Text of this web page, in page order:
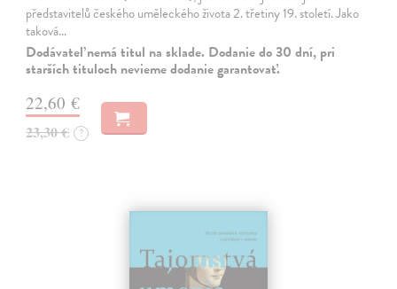
představitelů českého uměleckého života 2. třetiny 19. století. Jako
taková…
Dodávateľ nemá titul na sklade. Dodanie do 30 dní, pri
starších tituloch nevieme dodanie garantovať.
22,60 €
23,30 € ?